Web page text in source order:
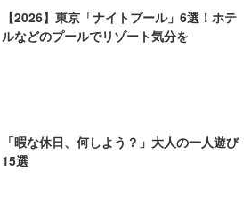
【2026】東京「ナイトプール」6選！ホテ
ルなどのプールでリゾート気分を
「暇な休日、何しよう？」大人の一人遊び
15選